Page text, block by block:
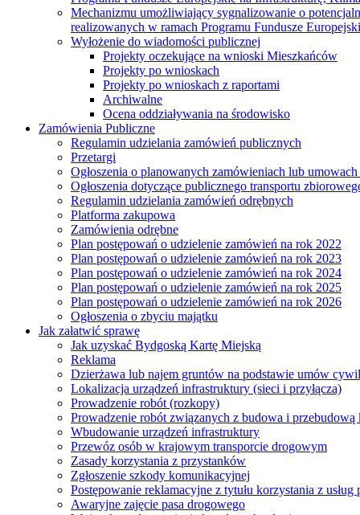
Mechanizmu umożliwiający sygnalizowanie o
realizowanych w ramach Programu Fundusze
Wyłożenie do wiadomości publicznej
Projekty oczekujące na wnioski Mieszkańców
Projekty po wnioskach
Projekty po wnioskach z raportami
Archiwalne
Ocena oddziaływania na środowisko
Zamówienia Publiczne
Regulamin udzielania zamówień publicznych
Przetargi
Ogłoszenia o planowanych zamówieniach lub
Ogłoszenia dotyczące publicznego transportu
Regulamin udzielania zamówień odrębnych
Platforma zakupowa
Zamówienia odrębne
Plan postępowań o udzielenie zamówień na rok 2022
Plan postępowań o udzielenie zamówień na rok 2023
Plan postępowań o udzielenie zamówień na rok 2024
Plan postępowań o udzielenie zamówień na rok 2025
Plan postępowań o udzielenie zamówień na rok 2026
Ogłoszenia o zbyciu majątku
Jak załatwić sprawę
Jak uzyskać Bydgoską Kartę Miejską
Reklama
Dzierżawa lub najem gruntów na podstawie umów
Lokalizacja urządzeń infrastruktury (sieci i przyłącza)
Prowadzenie robót (rozkopy)
Prowadzenie robót związanych z budowa i przebudową
Wbudowanie urządzeń infrastruktury
Przewóz osób w krajowym transporcie drogowym
Zasady korzystania z przystanków
Zgłoszenie szkody komunikacyjnej
Postępowanie reklamacyjne z tytułu korzystania z
Awaryjne zajęcie pasa drogowego